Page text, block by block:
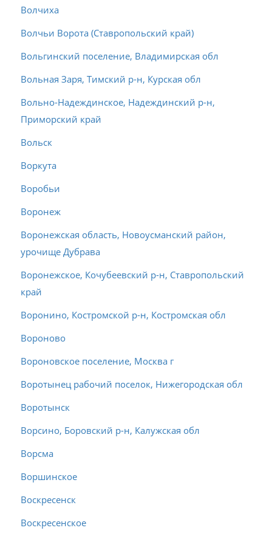
Волчиха
Волчьи Ворота (Ставропольский край)
Вольгинский поселение, Владимирская обл
Вольная Заря, Тимский р-н, Курская обл
Вольно-Надеждинское, Надеждинский р-н,
Приморский край
Вольск
Воркута
Воробьи
Воронеж
Воронежская область, Новоусманский район,
урочище Дубрава
Воронежское, Кочубеевский р-н, Ставропольский
край
Воронино, Костромской р-н, Костромская обл
Вороново
Вороновское поселение, Москва г
Воротынец рабочий поселок, Нижегородская обл
Воротынск
Ворсино, Боровский р-н, Калужская обл
Ворсма
Воршинское
Воскресенск
Воскресенское